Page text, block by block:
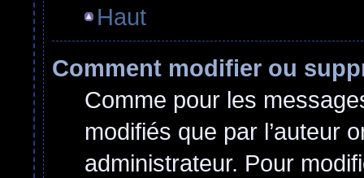
Haut
Comment modifier ou
Comme pour les
modifiés que par l’auteur
administrateur. Pour